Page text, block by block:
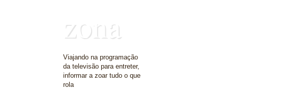
zona
Viajando na programação
da televisão para entreter,
informar a zoar tudo o que
rola